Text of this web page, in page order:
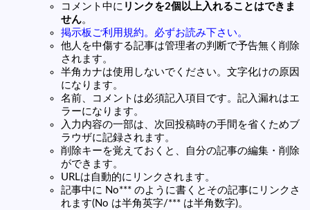
コメント中に リンクを2個以上入れることはできま
せん。
掲示板ご利用規約。必ずお読み下さい。
他人を中傷する記事は管理者の判断で予告無く削除
されます。
半角カナは使用しないでください。文字化けの原因
になります。
名前、コメントは必須記入項目です。記入漏れはエ
ラーになります。
入力内容の一部は、次回投稿時の手間を省くためブ
ラウザに記録されます。
削除キーを覚えておくと、自分の記事の編集・削除
ができます。
URLは自動的にリンクされます。
記事中に No*** のように書くとその記事にリンクさ
れます(No は半角英字/*** は半角数字)。